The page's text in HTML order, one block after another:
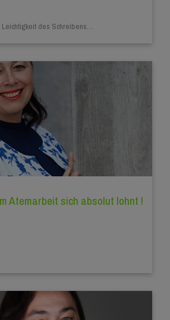
des Schreibens…
Atemarbeit sich absolut lohnt !